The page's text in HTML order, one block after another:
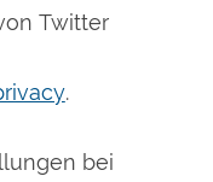
Twitter
.
bei